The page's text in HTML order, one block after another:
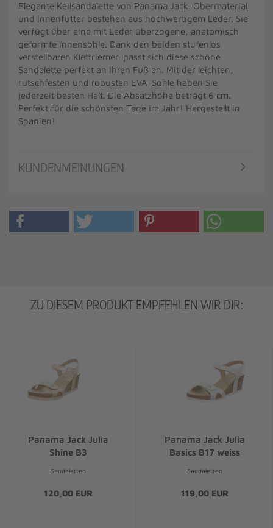
Elegante Keilsandalette von Panama Jack. Obermaterial
und Innenfutter bestehen aus hochwertigem Leder. Sie
verfügt über eine mit Leder überzogene, anatomisch
geformte Innensohle. Dank den beiden stufenlos
verstellbaren Klettriemen passt sich diese schöne
Sandalette perfekt an Ihren Fuß an. Mit der leichten,
rutschfesten und robusten EVA-Sohle haben Sie
jederzeit besten Halt. Die Absatzhöhe beträgt 6 cm.
Perfekt für die schönsten Tage im Jahr! Hergestellt in
Spanien!
KUNDENMEINUNGEN
ZU DIESEM PRODUKT EMPFEHLEN WIR DIR:
Panama Jack Julia
Shine B3
Sandaletten
120,00 EUR
Panama Jack Julia
Basics B17 weiss
Sandaletten
119,00 EUR